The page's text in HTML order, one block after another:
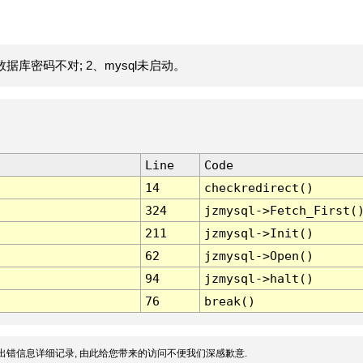
库密码不对; 2、mysql未启动。
Line
Code
14
checkredirect()
324
jzmysql-
211
jzmysql->Init()
62
jzmysql->Open()
94
jzmysql->halt()
76
break()
错信息详细记录, 由此给您带来的访问不便我们深感歉意.